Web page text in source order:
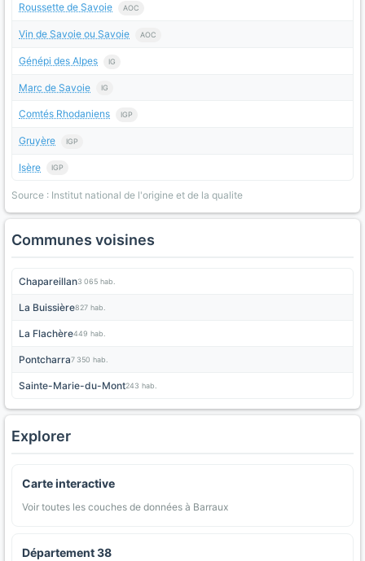
Roussette de Savoie AOC
Vin de Savoie ou Savoie AOC
Génépi des Alpes IG
Marc de Savoie IG
Comtés Rhodaniens IGP
Gruyère IGP
Isère IGP
Source : Institut national de l'origine et de la qualite
Communes voisines
Chapareillan3 065 hab.
La Buissière827 hab.
La Flachère449 hab.
Pontcharra7 350 hab.
Sainte-Marie-du-Mont243 hab.
Explorer
Carte interactive
Voir toutes les couches de données à Barraux
Département 38